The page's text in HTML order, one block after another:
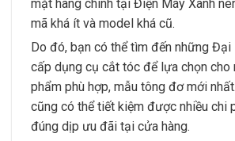
mặt hàng chính tại Điện Máy Xanh
mã khá ít và model khá cũ.
Do đó, bạn có thể tìm đến những Đại
cấp dụng cụ cắt tóc để lựa chọn cho
phẩm phù hợp, mẫu tông đơ mới
cũng có thể tiết kiệm được nhiều chi
đúng dịp ưu đãi tại cửa hàng.